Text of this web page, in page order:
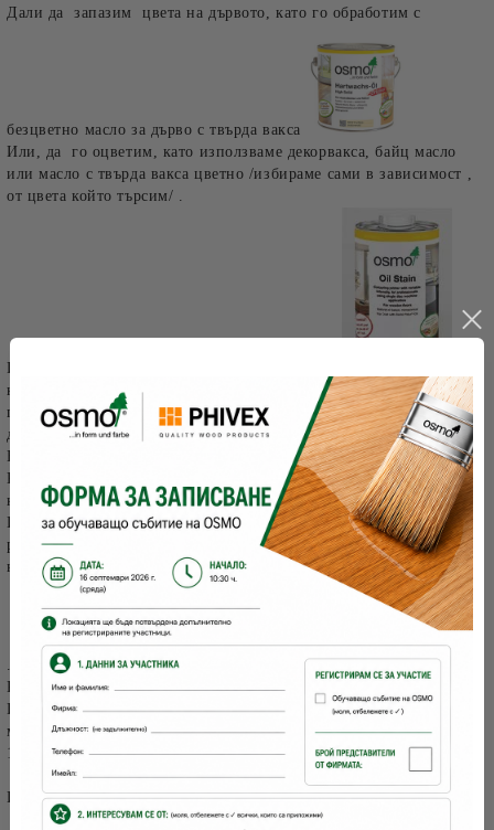
Дали да запазим цвета на дървото, като го обработим с
безцветно масло за дърво с твърда вакса
Или, да го оцветим, като използваме декорвакса, байц масло
или масло с твърда вакса цветно /избираме сами в зависимост ,
от цвета който търсим/ .
Ивето избра байц масло хавана 3541на Осмо
което нанесе една ръка и след 12 часа нанесе още 1 ръка ,но този
път масло с твърда вакса оригинал 3032 сатен/защото обича леко
да й е сатенено , пък и сатена придава дълбочина на цвета/ .
Етап №3 ФИНИШ
Когато искате тоалетката да запази красотата на дървото , от
което е направена:
Използва се безцветно масло с твърда вакса ОРИГИНАЛ – 2
ръце са достатъчни, за да защитите повърхността, за да я
направите достатъчно износоустойчива, водо и прахоустойчива и
........., разбира се приятна на допир.
Когато искате да промените цвета, то:
Избирате Декорвакса, масло с твърда вакса цветно или байц
масло с конкретен цвят – нанасяте 1 ръка и след 12 часа нанасяте
1 ръка масло с твърда вакса оригинал.
И, воала.......тоалетката на Ивето е готова !